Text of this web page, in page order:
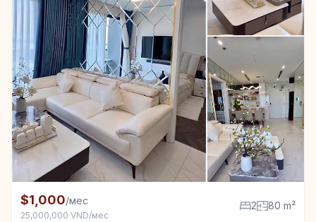
Квартира в аренду в Тху Дык - Vinhomes Grand
$1,000/мес
25,000,000 VND/мес
2 80 m²